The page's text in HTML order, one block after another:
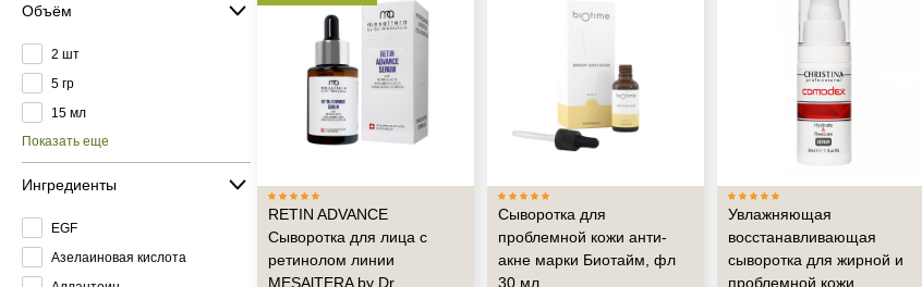
Объём
2 шт
5 гр
15 мл
Показать еще
Ингредиенты
EGF
Азелаиновая кислота
RETIN ADVANCE
Сыворотка для лица с
ретинолом линии
MESAlTERA by Dr.
Сыворотка для
проблемной кожи анти-
акне марки Биотайм, фл
30 мл
Увлажняющая
восстанавливающая
сыворотка для жирной и
проблемной кожи